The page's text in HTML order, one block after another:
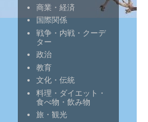
商業・経済
国際関係
戦争・内戦・クーデ
ター
政治
教育
文化・伝統
料理・ダイエット・
食べ物・飲み物
旅・観光